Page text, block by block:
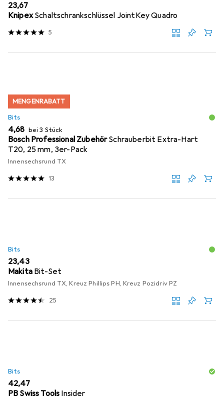
EUR
23,67
Knipex Schaltschrankschlüssel JointKey Quadro
5
MENGENRABATT
Bits
EUR
4,68 bei 3 Stück
Bosch Professional ZubehörSchrauberbit Extra-Hart
T20, 25 mm, 3er-Pack
Innensechsrund TX
13
Bits
EUR
23,43
Makita Bit-Set
Innensechsrund TX, Kreuz Phillips PH, Kreuz Pozidriv PZ
25
Bits
EUR
42,47
PB Swiss Tools Insider